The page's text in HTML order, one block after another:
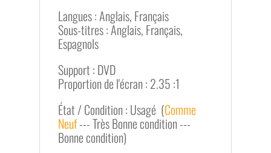
Langues : Anglais, Français
Sous-titres : Anglais, Français,
Espagnols
Support : DVD
Proportion de l'écran : 2.35 :1
État / Condition : Usagé (Comme
Neuf--- Très Bonne condition ---
Bonne condition)